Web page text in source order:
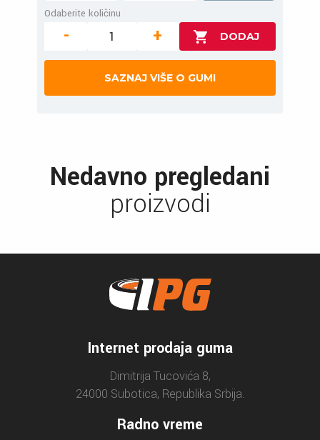
Odaberite količinu
- +
SAZNAJ VIŠE O GUMI
Nedavno pregledani
proizvodi
Internet prodaja guma
Dimitrija Tucovića 8,
24000 Subotica, Republika Srbija.
Radno vreme